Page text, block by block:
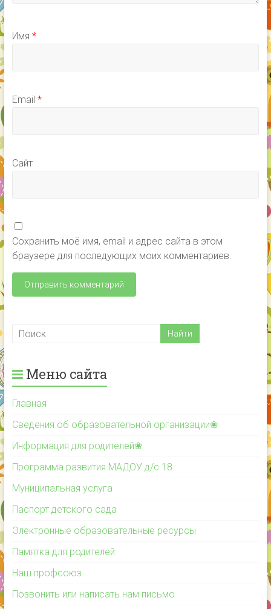
Имя *
Email *
Сайт
Сохранить моё имя, email и адрес сайта в этом
браузере для последующих моих комментариев.
Меню сайта
Главная
Сведения об образовательной организации❀
Информация для родителей❀
Программа развития МАДОУ д/с 18
Муниципальная услуга
Паспорт детского сада
Электронные образовательные ресурсы
Памятка для родителей
Наш профсоюз
Позвонить или написать нам письмо